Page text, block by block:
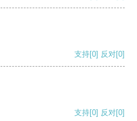
支持[0] 反对[0]
支持[0] 反对[0]